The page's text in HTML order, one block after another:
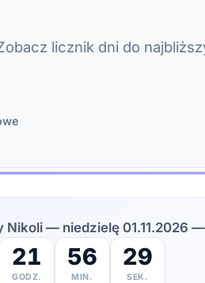
licznik dni do
Nikoli — niedzielę 01.11.2026
21
GODZ.
56
MIN.
27
SEK.